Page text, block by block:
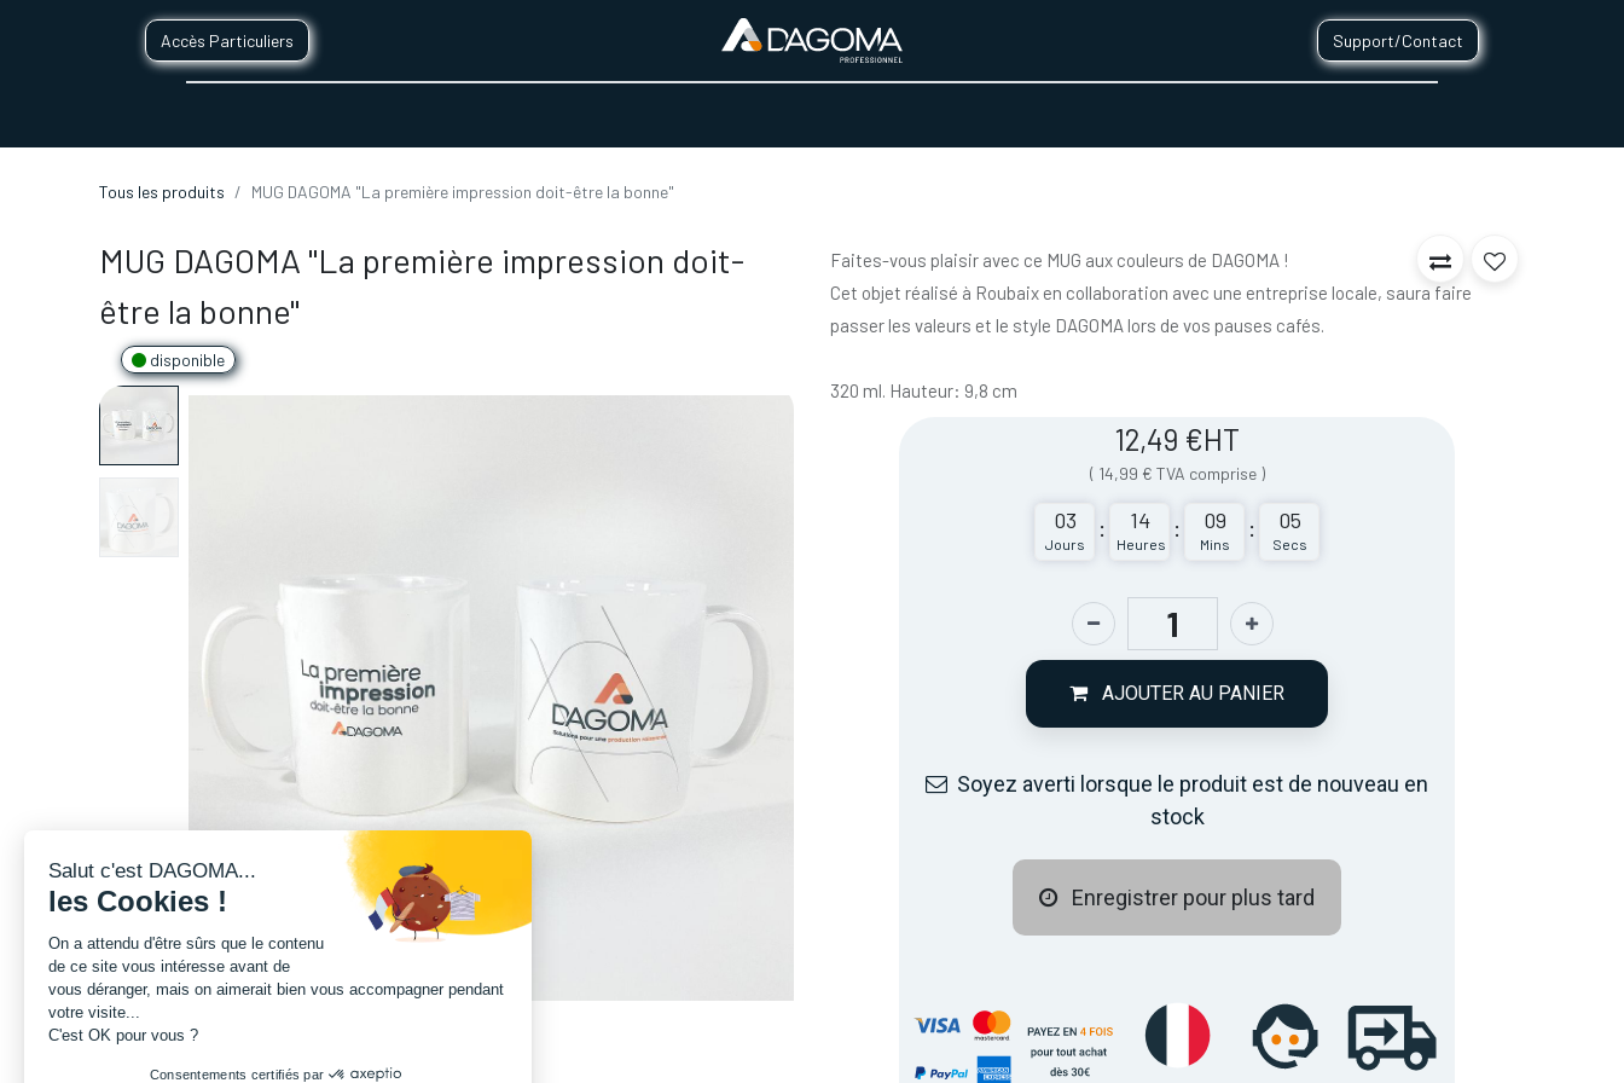
Accès Particuliers Support/Contact
Tous les produits MUG DAGOMA "La première impression doit-être la bonne"
MUG DAGOMA "La première impression doit-
être la bonne"
disponible
Faites-vous plaisir avec ce MUG aux couleurs de DAGOMA !
Cet objet réalisé à Roubaix en collaboration avec une entreprise locale, saura faire
passer les valeurs et le style DAGOMA lors de vos pauses cafés.
320 ml. Hauteur: 9,8 cm
12,49 €HT
( 14,99 € TVA comprise )
03
Jours
: 14
Heures
: 09
Mins
: 05
Secs
AJOUTER AU PANIER
Soyez averti lorsque le produit est de nouveau en
stock
Enregistrer pour plus tard
Salut c'est DAGOMA...
les Cookies !
On a attendu d'être sûrs que le contenu
de ce site vous intéresse avant de
vous déranger, mais on aimerait bien vous accompagner pendant
votre visite...
C'est OK pour vous ?
Consentements certifiés par